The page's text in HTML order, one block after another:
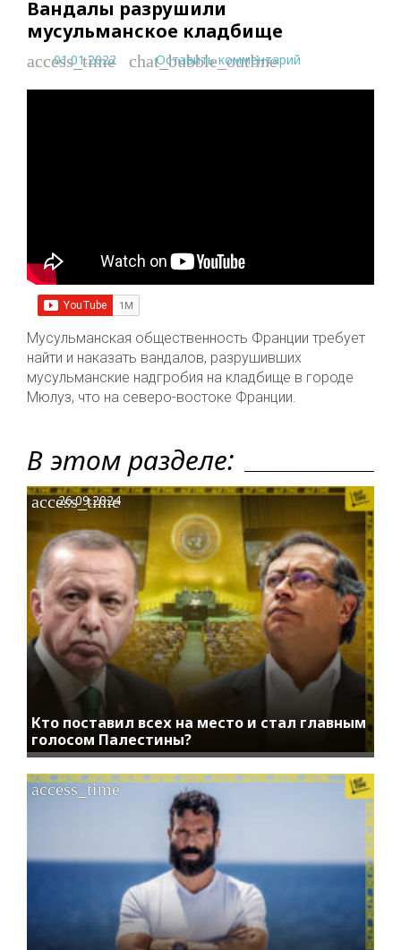
Вандалы разрушили
мусульманское кладбище
access_time
01.01.2022 chat_bubble_outline
Оставить комментарий
Мусульманская общественность Франции требует
найти и наказать вандалов, разрушивших
мусульманские надгробия на кладбище в городе
Мюлуз, что на северо-востоке Франции.
В этом разделе:
Кто поставил всех на место и стал главным
голосом Палестины?
access_time
26.09.2024
access_time